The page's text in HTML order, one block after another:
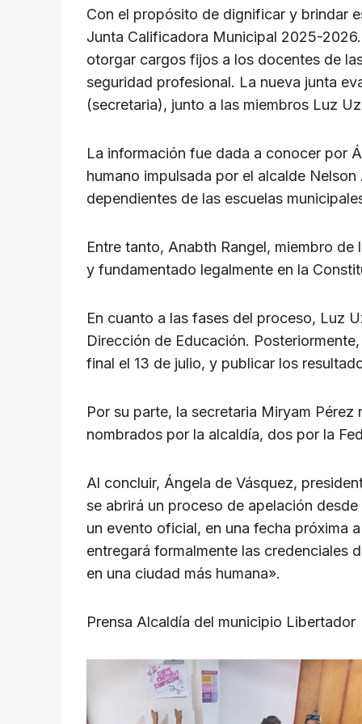
p o
k
k
Con el propósito de dignificar y brindar
Junta Calificadora Municipal 2025-
otorgar cargos fijos a los docentes de
seguridad profesional. La nueva junta
(secretaria), junto a las miembros Luz
La información fue dada a conocer por
humano impulsada por el alcalde
dependientes de las escuelas
Entre tanto, Anabth Rangel, miembro
y fundamentado legalmente en la
En cuanto a las fases del proceso, Luz
Dirección de Educación.
final el 13 de julio, y publicar los
Por su parte, la secretaria Miryam
nombrados por la alcaldía, dos por la
Al concluir, Ángela de Vásquez,
se abrirá un proceso de apelación
un evento oficial, en una fecha próxima
entregará formalmente las credenciales
en una ciudad más humana».
Prensa Alcaldía del municipio Libertador